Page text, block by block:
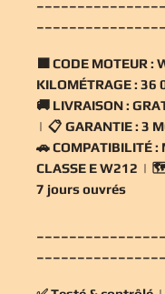
🟧CODE MOTEUR :
KILOMÉTRAGE : 36
🚚 LIVRAISON :
| 📋 GARANTIE : 3
🚗COMPATIBILITÉ :
CLASSE E W212 |
7 jours ouvrés